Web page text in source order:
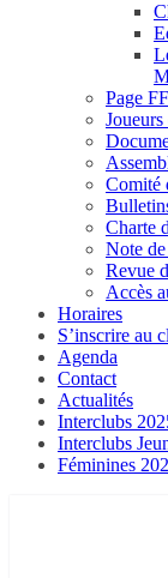
Page
Comité
Charte
Note
Revue
Accès
Horaires
S’inscrire au
Agenda
Contact
Actualités
Interclubs
Interclubs
Féminines